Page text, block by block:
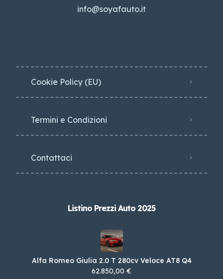
info@soyafauto.it
Cookie Policy (EU)
Termini e Condizioni
Contattaci
Listino Prezzi Auto 2025
Alfa Romeo Giulia 2.0 T 280cv Veloce AT8 Q4
62.850,00 €